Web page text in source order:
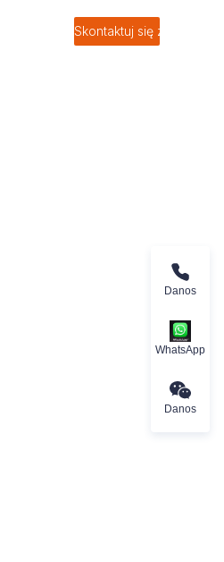
Skontaktuj się z nami
Danos
WhatsApp
Danos